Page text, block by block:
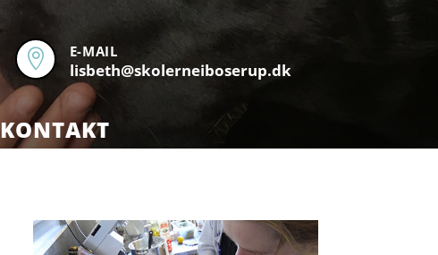
 E-MAIL
lisbeth@skolerneiboserup.dk
KONTAKT